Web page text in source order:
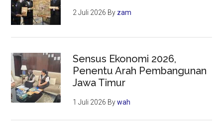
2 Juli 2026 By zam
Sensus Ekonomi 2026,
Penentu Arah Pembangunan
Jawa Timur
1 Juli 2026 Bywah